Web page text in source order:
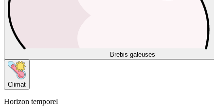
Brebis galeuses
Climat
Horizon temporel